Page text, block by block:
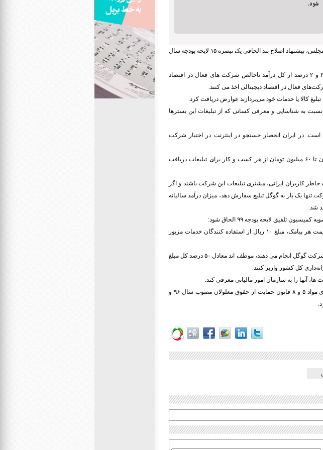
شود.
به گزارش ایران سپید معاونت پژوهش های زیربنایی مرکز پژوهش های مجلس، پیشنهاد اصلاح بند الحاقی یک تبصره ۱۵ لایحه بودجه سال
طبق آمارها دولت هایی مانند ترکیه، اسپانیا و انگلیس به ترتیب ۷.۵ ، ۳ و ۲ درصد از کل درآمد ناخالص شرکت های فعال در اقتصاد
فعال در اقتصاد دیجیتالی اخذ می کنند.
کالا یا خدمات خود می‌پردازند عوارض دریافت کرد.
به شناسایی و معرفی کسانی که از تبلیغات این بسترها
است. در ایران انحصار جستجو در اینترنت در اختیار شرکت
مطابق بررسی های به عمل آمده شرکت گوگل از حدود ۳۰۰ هزار تومان تا ۶۰ میلیون تومان از هر کسب و کار برای تبلیغات دریافت
کارها و افراد به خاطر کاربران ایرانی، مشتری تبلیغات این شرکت باشند و اگر
و هر شرکت تنها یک بار به گوگل تبلیغ سفارش دهد، میزان درآمد سالیانه
* در بند یک الحاقی، اپراتورهای ارائه‌دهنده خدمات مخابراتی علاوه بر قیمت هر پیامک، مبلغ ۱۰ ریال از استفاده کنندگان خدمات مزبور
اشخاص حقیقی و حقوقی نیز که تبلیغات خود را توسط خدمات تبلیغاتی شرکت گوگل انجام می دهند، موظف اند معادل ۵۰ درصد کل مبلغ
کل کشور واریز کنند.
آنها را به سازمان امور مالیاتی معرفی کند.
درآمد حاصله متناسب با وصول تا سقف ۲ هزار میلیارد ریال جهت اجرای مواد ۵ و ۸ قانون حمایت از حقوق معلولان مصوب سال ۹۶ و